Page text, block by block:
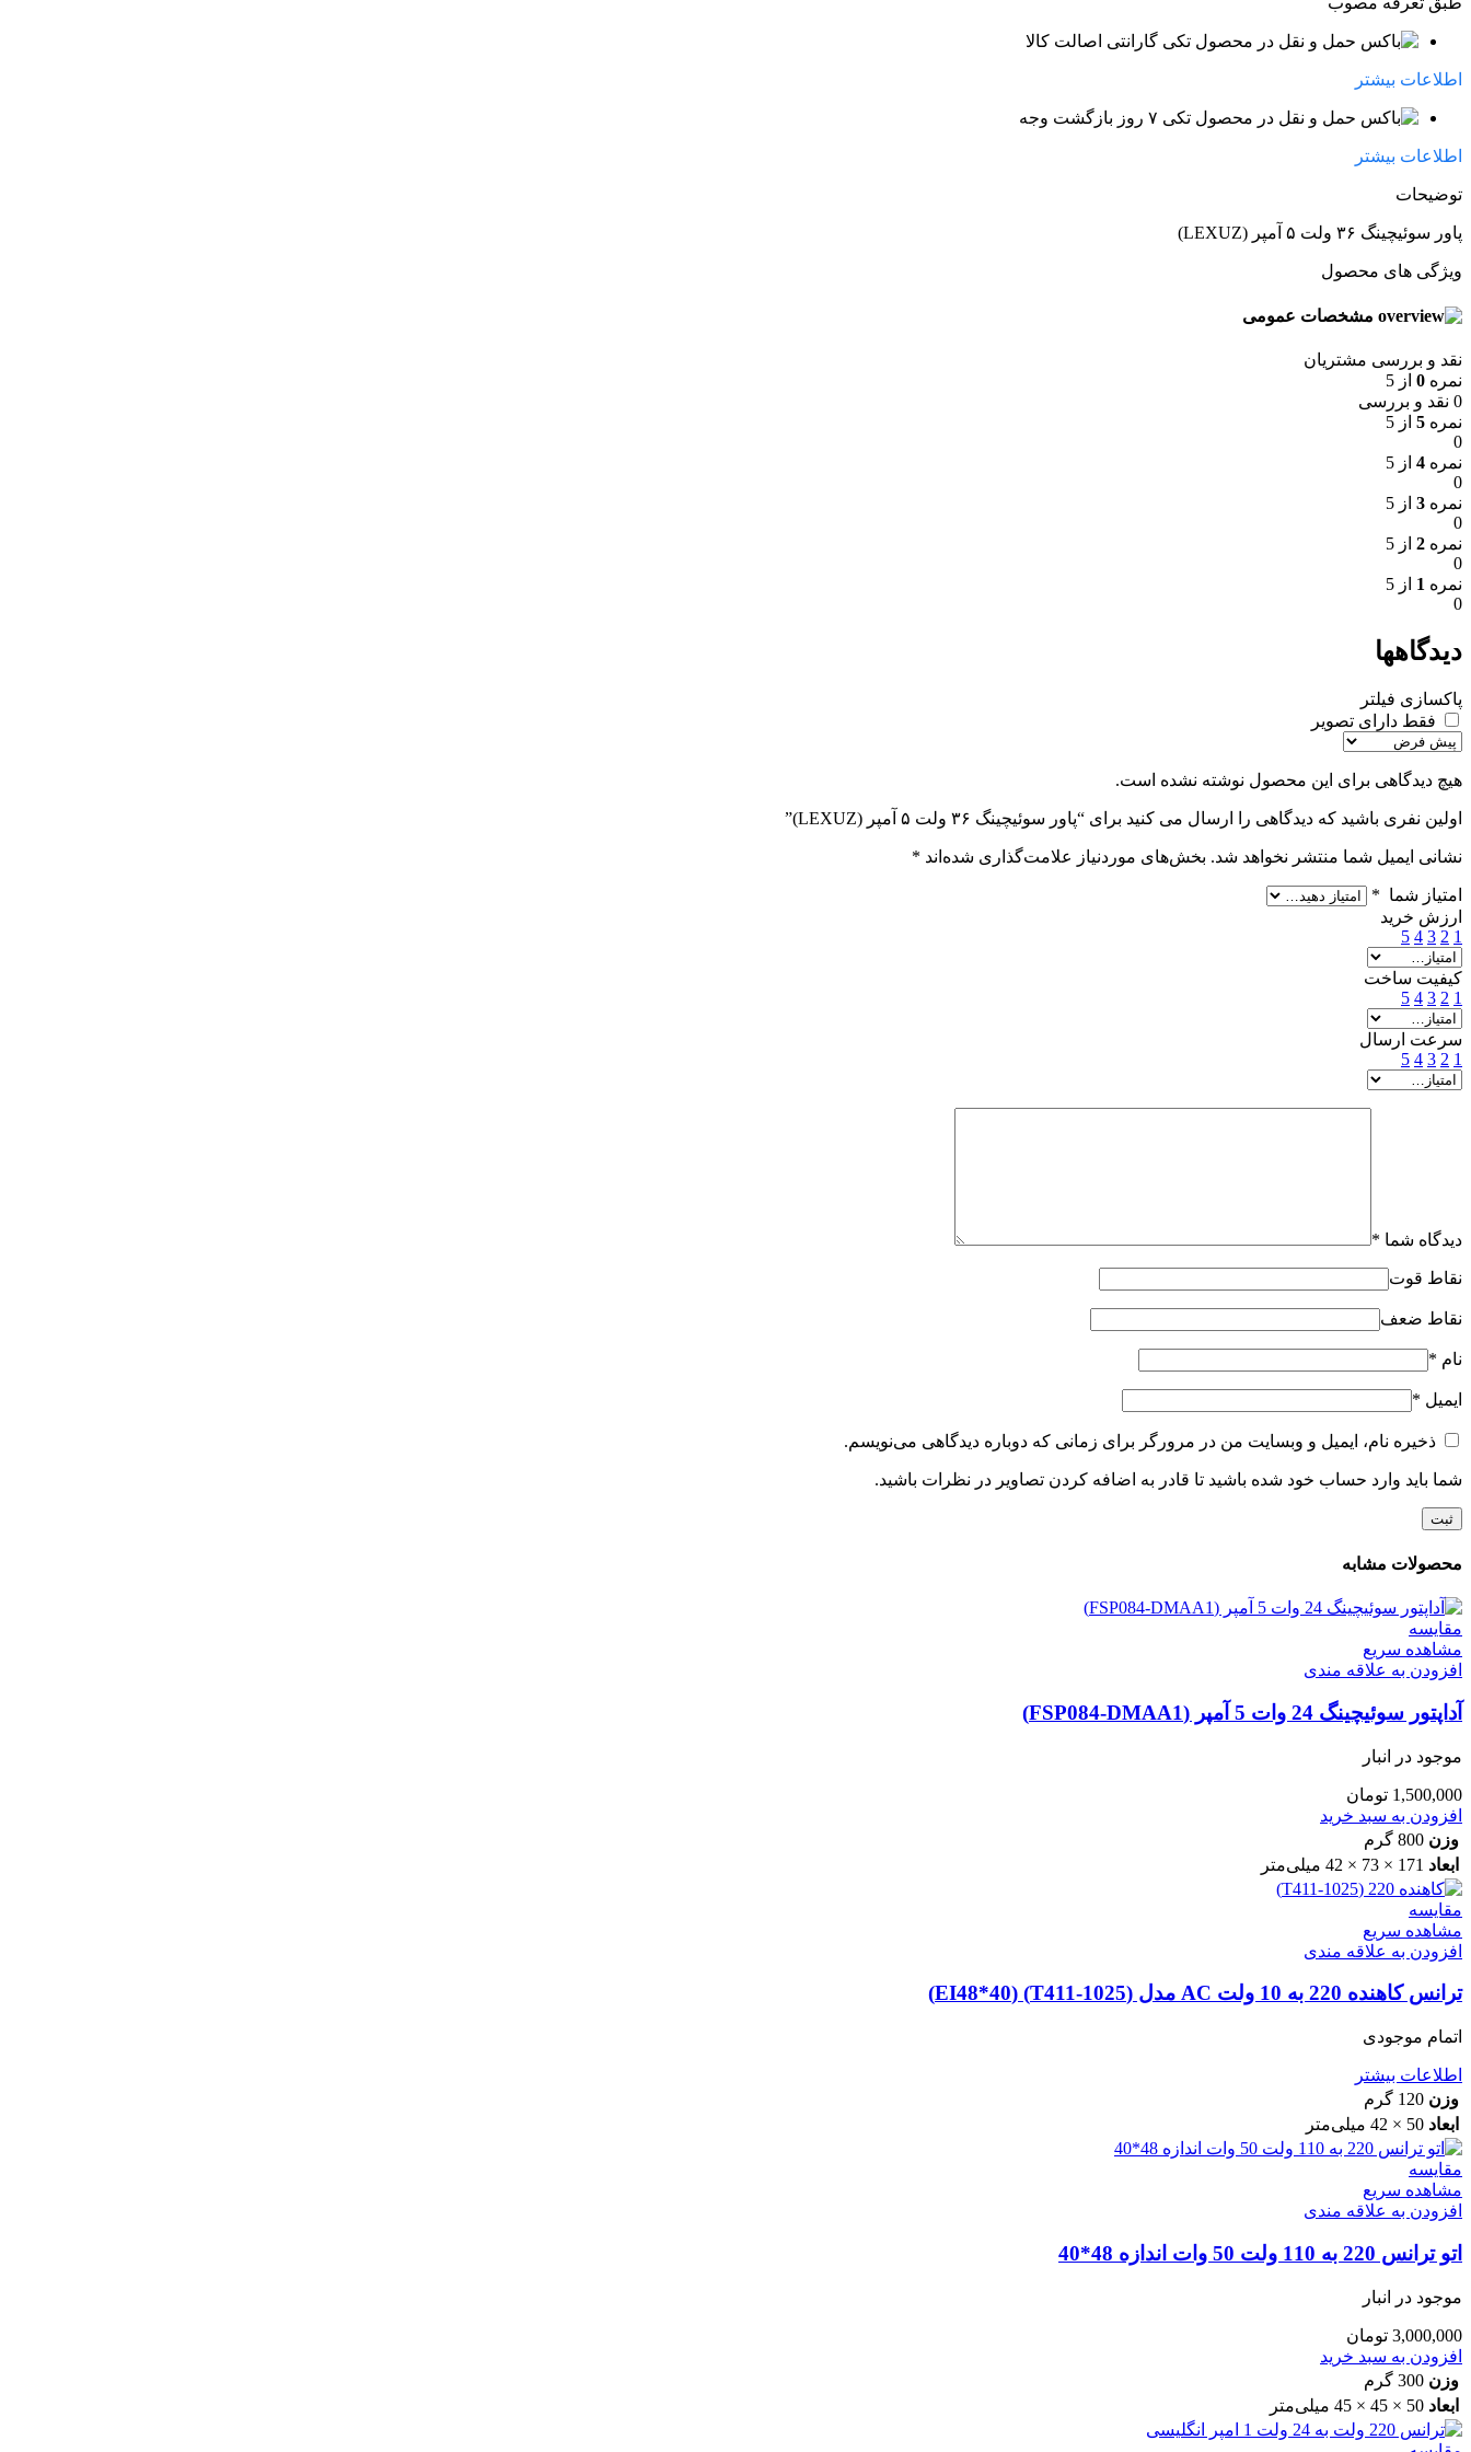
گارانتی اصالت کالا
اطلاعات بیشتر
۷ روز بازگشت وجه
اطلاعات بیشتر
توضیحات
پاور سوئیچینگ ۳۶ ولت ۵ آمپر (LEXUZ)
ویژگی های محصول
مشخصات عمومی
نقد و بررسی مشتریان
نمره 0 از 5
0 نقد و بررسی
نمره 5 از 5
0
نمره 4 از 5
0
نمره 3 از 5
0
نمره 2 از 5
0
نمره 1 از 5
0
دیدگاهها
پاکسازی فیلتر
فقط دارای تصویر
هیچ دیدگاهی برای این محصول نوشته نشده است.
اولین نفری باشید که دیدگاهی را ارسال می کنید برای “پاور سوئیچینگ ۳۶ ولت ۵ آمپر (LEXUZ)”
نشانی ایمیل شما منتشر نخواهد شد. بخش‌های موردنیاز علامت‌گذاری شده‌اند *
امتیاز شما *
ارزش خرید
1
2
3
4
5
کیفیت ساخت
1
2
3
4
5
سرعت ارسال
1
2
3
4
5
دیدگاه شما *
نقاط قوت
نقاط ضعف
نام *
ایمیل *
ذخیره نام، ایمیل و وبسایت من در مرورگر برای زمانی که دوباره دیدگاهی می‌نویسم.
شما باید وارد حساب خود شده باشید تا قادر به اضافه کردن تصاویر در نظرات باشید.
محصولات مشابه
مقایسه
مشاهده سریع
افزودن به علاقه مندی
آداپتور سوئیچینگ 24 وات 5 آمپر (FSP084-DMAA1)
موجود در انبار
1,500,000 تومان
افزودن به سبد خرید
وزن 800 گرم
ابعاد 171 × 73 × 42 میلی‌متر
مقایسه
مشاهده سریع
افزودن به علاقه مندی
ترانس کاهنده 220 به 10 ولت AC مدل (T411-1025) (EI48*40)
اتمام موجودی
اطلاعات بیشتر
وزن 120 گرم
ابعاد 50 × 42 میلی‌متر
مقایسه
مشاهده سریع
افزودن به علاقه مندی
اتو ترانس 220 به 110 ولت 50 وات اندازه 48*40
موجود در انبار
3,000,000 تومان
افزودن به سبد خرید
وزن 300 گرم
ابعاد 50 × 45 × 45 میلی‌متر